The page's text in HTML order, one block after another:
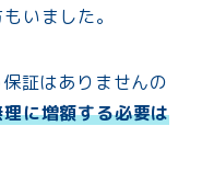
いました。
証はありませんの
に増額する必要は